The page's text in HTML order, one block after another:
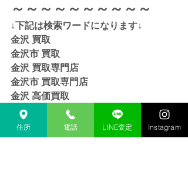
～～～～～～～～～～
↓下記は検索ワードになります↓
金沢 買取
金沢市 買取
金沢 買取専門店
金沢市 買取専門店
金沢 高価買取
金沢市 高価買取
金沢 リサイクルショップ
金沢市 リサイクルショップ
住所 電話 LINE査定 Instagram